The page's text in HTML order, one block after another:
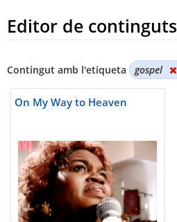
Editor de continguts
Contingut amb l'etiqueta gospel
On My Way to Heaven